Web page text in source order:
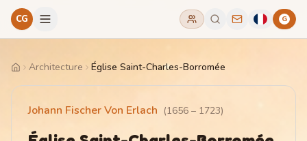
CG G
HomeArchitecture Église Saint-Charles-Borromée
Johann Fischer Von Erlach (1656 – 1723)